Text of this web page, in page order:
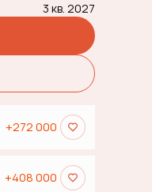
3 кв. 2027
+272 000
+408 000